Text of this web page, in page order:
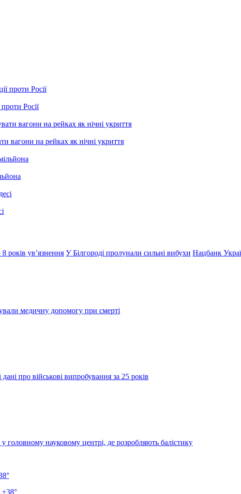
Росії
вагони на рейках як нічні укриття
років ув’язнення У Білгороді пролунали сильні вибухи Нацбанк
медичну допомогу при смерті
про військові випробування за 25 років
науковому центрі, де розробляють балістику